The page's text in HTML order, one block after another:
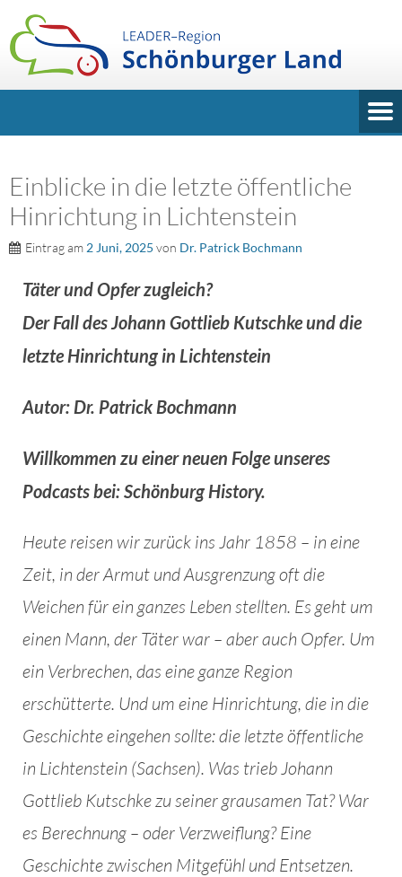
Einblicke in die letzte öffentliche
Hinrichtung in Lichtenstein
Eintrag am 2 Juni, 2025 von Dr. Patrick Bochmann
Täter und Opfer zugleich?
Der Fall des Johann Gottlieb Kutschke und die
letzte Hinrichtung in Lichtenstein
Autor: Dr. Patrick Bochmann
Willkommen zu einer neuen Folge unseres
Podcasts bei: Schönburg History.
Heute reisen wir zurück ins Jahr 1858 – in eine
Zeit, in der Armut und Ausgrenzung oft die
Weichen für ein ganzes Leben stellten. Es geht um
einen Mann, der Täter war – aber auch Opfer. Um
ein Verbrechen, das eine ganze Region
erschütterte. Und um eine Hinrichtung, die in die
Geschichte eingehen sollte: die letzte öffentliche
in Lichtenstein (Sachsen). Was trieb Johann
Gottlieb Kutschke zu seiner grausamen Tat? War
es Berechnung – oder Verzweiflung? Eine
Geschichte zwischen Mitgefühl und Entsetzen.